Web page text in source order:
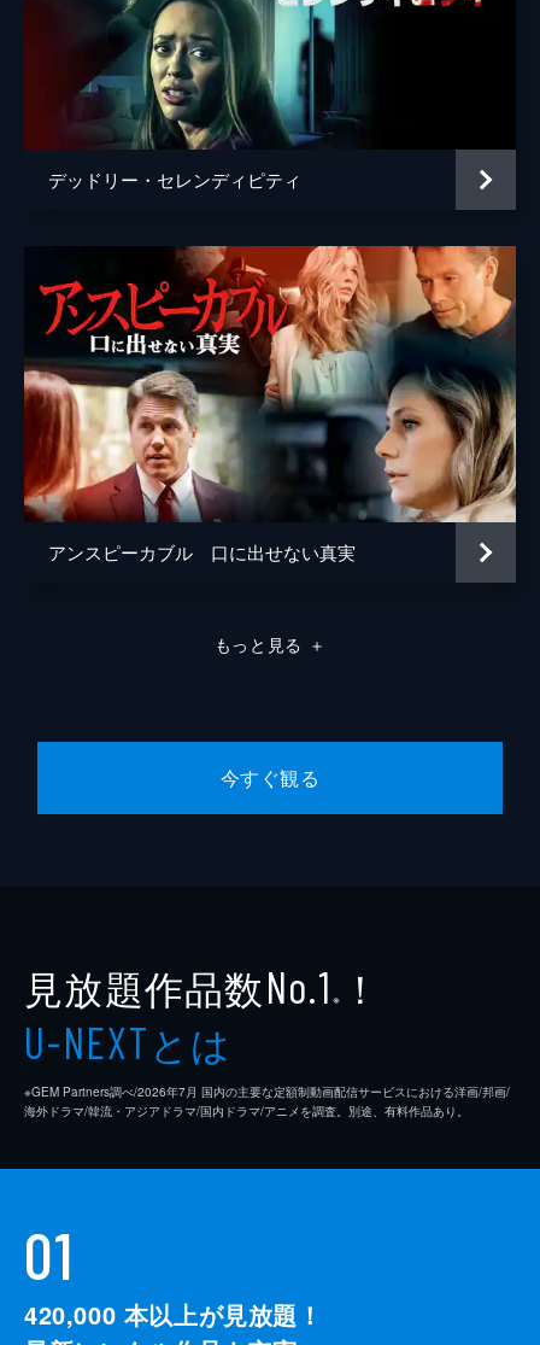
デッドリー・セレンディピティ
アンスピーカブル 口に出せない真実
もっと見る ＋
今すぐ観る
見放題作品数No.1 ※ ！
U-NEXTとは
※GEM Partners調べ/2026年7⽉ 国内の主要な定額制動画配信サービスにおける洋画/邦画/
海外ドラマ/韓流・アジアドラマ/国内ドラマ/アニメを調査。別途、有料作品あり。
01
420,000 本以上が見放題！